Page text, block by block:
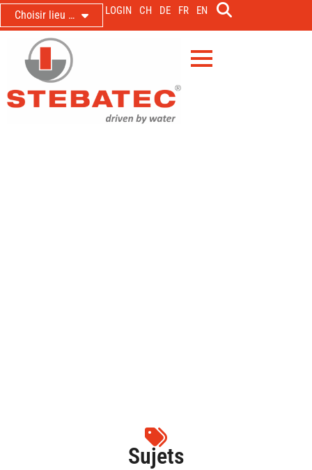
Choisir lieu … LOGIN CH DE FR EN
Sujets